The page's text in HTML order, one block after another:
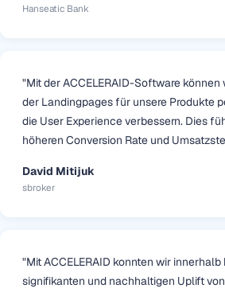
Hanseatic Bank
"Mit der ACCELERAID-Software
der Landingpages für unsere Produkte
die User Experience verbessern. Dies
höheren Conversion Rate und
David Mitijuk
sbroker
"Mit ACCELERAID konnten wir
signifikanten und nachhaltigen Uplift